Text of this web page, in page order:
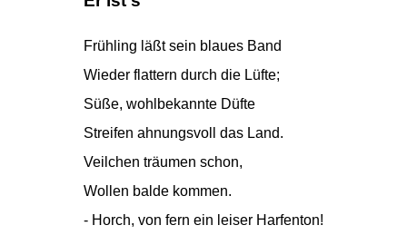
Frühling läßt sein blaues Band
Wieder flattern durch die Lüfte;
Süße, wohlbekannte Düfte
Streifen ahnungsvoll das Land.
Veilchen träumen schon,
Wollen balde kommen.
- Horch, von fern ein leiser Harfenton!